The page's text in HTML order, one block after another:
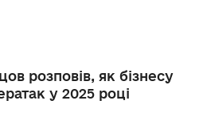
розповів, як бізнесу
у 2025 році